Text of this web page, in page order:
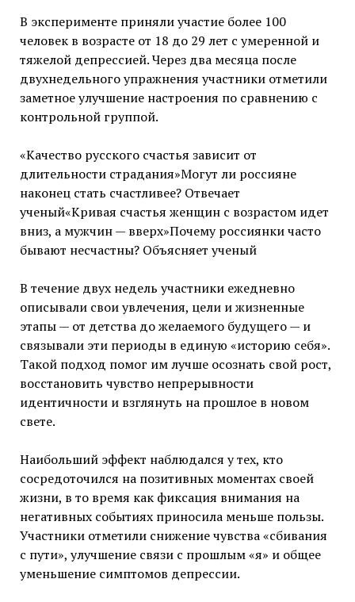
В эксперименте приняли участие более 100
человек в возрасте от 18 до 29 лет с умеренной и
тяжелой депрессией. Через два месяца после
двухнедельного упражнения участники отметили
заметное улучшение настроения по сравнению с
контрольной группой.
«Качество русского счастья зависит от
длительности страдания»Могут ли россияне
наконец стать счастливее? Отвечает
ученый«Кривая счастья женщин с возрастом идет
вниз, а мужчин — вверх»Почему россиянки часто
бывают несчастны? Объясняет ученый
В течение двух недель участники ежедневно
описывали свои увлечения, цели и жизненные
этапы — от детства до желаемого будущего — и
связывали эти периоды в единую «историю себя».
Такой подход помог им лучше осознать свой рост,
восстановить чувство непрерывности
идентичности и взглянуть на прошлое в новом
свете.
Наибольший эффект наблюдался у тех, кто
сосредоточился на позитивных моментах своей
жизни, в то время как фиксация внимания на
негативных событиях приносила меньше пользы.
Участники отметили снижение чувства «сбивания
с пути», улучшение связи с прошлым «я» и общее
уменьшение симптомов депрессии.